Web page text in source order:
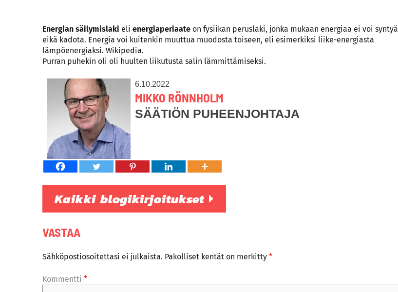
Energian säilymislaki eli energiaperiaate on fysiikan peruslaki, jonka mukaan energiaa ei voi syntyä
eikä kadota. Energia voi kuitenkin muuttua muodosta toiseen, eli esimerkiksi liike-energiasta
lämpöenergiaksi. Wikipedia.
Purran puhekin oli oli huulten liikutusta salin lämmittämiseksi.
6.10.2022
MIKKO RÖNNHOLM
SÄÄTIÖN PUHEENJOHTAJA
Kaikki blogikirjoitukset
VASTAA
Sähköpostiosoitettasi ei julkaista. Pakolliset kentät on merkitty *
Kommentti *